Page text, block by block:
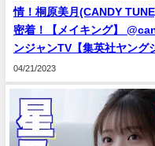
情！桐原美月(CANDY
密着！【メイキング】
ンジャンTV【集英社ヤング
04/21/2023